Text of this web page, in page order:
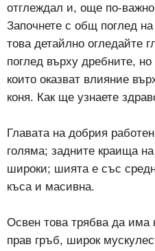
отглеждал и, още по-
Започнете с общ поглед
това детайлно огледайте
поглед върху дребните,
които оказват влияние
коня. Как ще узнаете
Главата на добрия
голяма; задните краища
широки; шията е със
къса и масивна.
Освен това трябва да има
прав гръб, широк